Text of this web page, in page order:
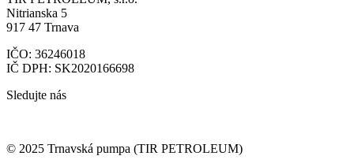
Nitrianska 5
917 47 Trnava
IČO: 36246018
IČ DPH: SK2020166698
Sledujte nás
© 2025 Trnavská pumpa (TIR PETROLEUM)